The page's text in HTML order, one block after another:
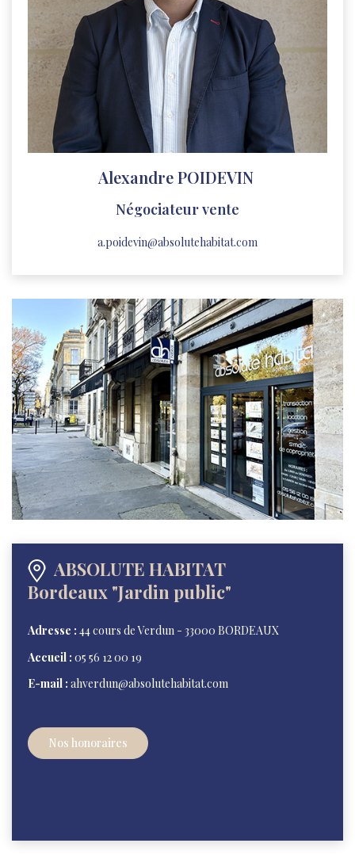
Alexandre POIDEVIN
Négociateur vente
a.poidevin@absolutehabitat.com
ABSOLUTE HABITAT
Bordeaux "Jardin public"
Adresse : 44 cours de Verdun - 33000 BORDEAUX
Accueil : 05 56 12 00 19
E-mail : ahverdun@absolutehabitat.com
Nos honoraires